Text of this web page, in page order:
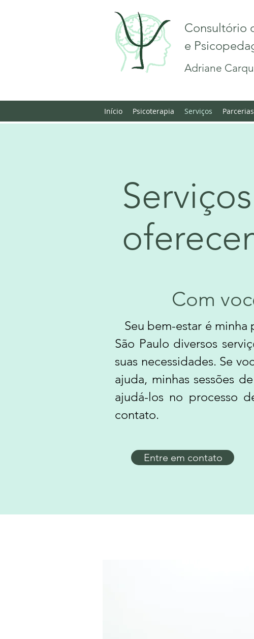
Consultório
e
Adriane
Início Psicoterapia Serviços
Com
Seu bem-estar é
São Paulo diversos
suas necessidades. Se
ajuda, minhas sessões
ajudá-los no processo
contato.
Entre em contato